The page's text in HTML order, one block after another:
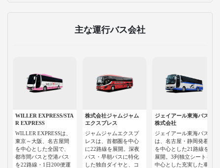
主な運行バス会社
WILLER EXPRESS/STA
R EXPRESS
WILLER EXPRESSは、
東京～大阪、名古屋間
を中心とした全国で、
都市間バスと空港バス
を22路線・1日200便運
株式会社ジャムジャム
エクスプレス
ジャムジャムエクスプ
レスは、首都圏を中心
に22路線を展開。深夜
バス・早朝バスに特化
した独自ダイヤと、コ
ジェイアール東海バス
株式会社
ジェイアール東海バス
は、名古屋・静岡発着
を中心とした21路線を
展開。3列独立シートを
中心とした充実した車